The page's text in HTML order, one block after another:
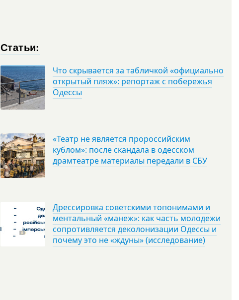
Статьи:
Что скрывается за табличкой «официально
открытый пляж»: репортаж с побережья
Одессы
«Театр не является пророссийским
кублом»: после скандала в одесском
драмтеатре материалы передали в СБУ
Дрессировка советскими топонимами и
ментальный «манеж»: как часть молодежи
сопротивляется деколонизации Одессы и
почему это не «ждуны» (исследование)